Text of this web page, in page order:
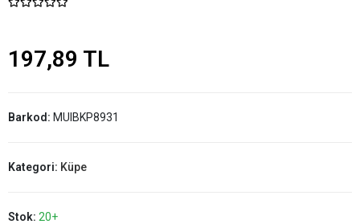
197,89 TL
Barkod: MUIBKP8931
Kategori: Küpe
Stok: 20+